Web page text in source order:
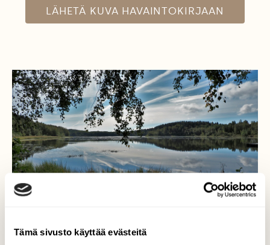
Tämä sivusto käyttää evästeitä
LÄHETÄ KUVA HAVAINTOKIRJAAN